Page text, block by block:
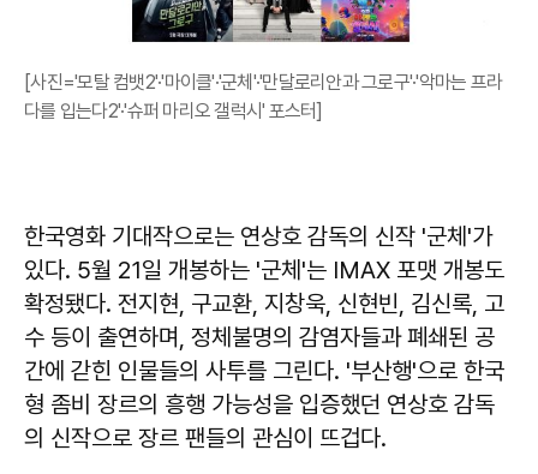
[사진='모탈 컴뱃2'·'마이클'·'군체'·'만달로리안과 그로구'·'악마는 프라
다를 입는다2'·'슈퍼 마리오 갤럭시' 포스터]
한국영화 기대작으로는 연상호 감독의 신작 '군체'가
있다. 5월 21일 개봉하는 '군체'는 IMAX 포맷 개봉도
확정됐다. 전지현, 구교환, 지창욱, 신현빈, 김신록, 고
수 등이 출연하며, 정체불명의 감염자들과 폐쇄된 공
간에 갇힌 인물들의 사투를 그린다. '부산행'으로 한국
형 좀비 장르의 흥행 가능성을 입증했던 연상호 감독
의 신작으로 장르 팬들의 관심이 뜨겁다.